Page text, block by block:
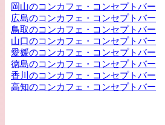
岡山のコンカフェ・コンセプトバー
広島のコンカフェ・コンセプトバー
鳥取のコンカフェ・コンセプトバー
山口のコンカフェ・コンセプトバー
愛媛のコンカフェ・コンセプトバー
徳島のコンカフェ・コンセプトバー
香川のコンカフェ・コンセプトバー
高知のコンカフェ・コンセプトバー